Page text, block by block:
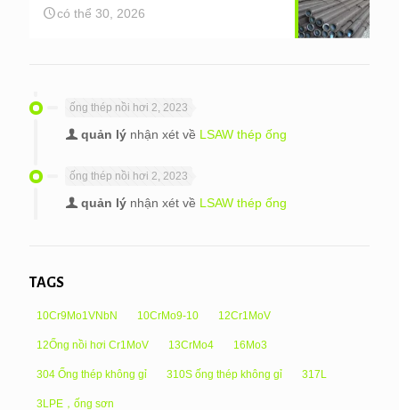
có thể 30, 2026
ống thép nồi hơi 2, 2023
quản lý nhận xét về LSAW thép ống
ống thép nồi hơi 2, 2023
quản lý nhận xét về LSAW thép ống
TAGS
10Cr9Mo1VNbN 10CrMo9-10 12Cr1MoV
12Ống nồi hơi Cr1MoV 13CrMo4 16Mo3
304 Ống thép không gỉ 310S ống thép không gỉ 317L
3LPE，ống sơn